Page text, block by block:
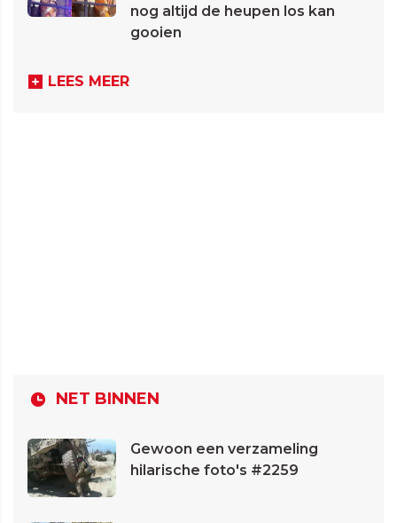
nog altijd de heupen los kan
gooien
LEES MEER
NET BINNEN
Gewoon een verzameling
hilarische foto's #2259